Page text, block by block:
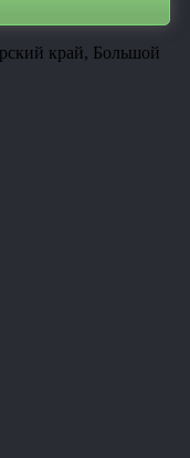
край, Большой